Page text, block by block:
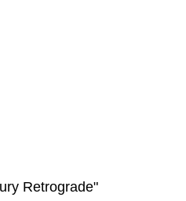
Retrograde"